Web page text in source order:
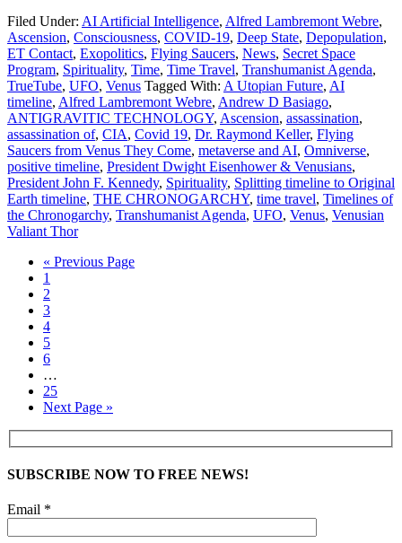
Filed Under: AI Artificial Intelligence, Alfred Lambremont Webre,
Ascension, Consciousness, COVID-19, Deep State, Depopulation,
ET Contact, Exopolitics, Flying Saucers, News, Secret Space
Program, Spirituality, Time, Time Travel, Transhumanist Agenda,
TrueTube, UFO, Venus Tagged With: A Utopian Future, AI
timeline, Alfred Lambremont Webre, Andrew D Basiago,
ANTIGRAVITIC TECHNOLOGY, Ascension, assassination,
assassination of, CIA, Covid 19, Dr. Raymond Keller, Flying
Saucers from Venus They Come, metaverse and AI, Omniverse,
positive timeline, President Dwight Eisenhower & Venusians,
President John F. Kennedy, Spirituality, Splitting timeline to Original
Earth timeline, THE CHRONOGARCHY, time travel, Timelines of
the Chronogarchy, Transhumanist Agenda, UFO, Venus, Venusian
Valiant Thor
« Previous Page
1
2
3
4
5
6
…
25
Next Page »
SUBSCRIBE NOW TO FREE NEWS!
Email *